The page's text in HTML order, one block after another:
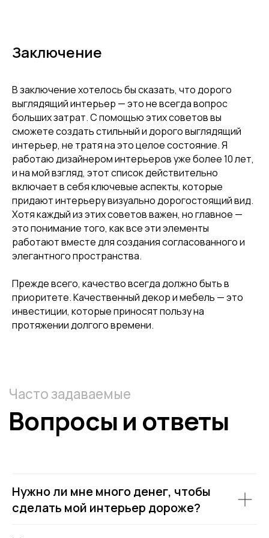
Заключение
В заключение хотелось бы сказать, что дорого
выглядящий интерьер — это не всегда вопрос
больших затрат. С помощью этих советов вы
сможете создать стильный и дорого выглядящий
интерьер, не тратя на это целое состояние. Я
работаю дизайнером интерьеров уже более 10 лет,
и на мой взгляд, этот список действительно
включает в себя ключевые аспекты, которые
придают интерьеру визуально дорогостоящий вид.
Хотя каждый из этих советов важен, но главное —
это понимание того, как все эти элементы
работают вместе для создания согласованного и
элегантного пространства.
Прежде всего, качество всегда должно быть в
приоритете. Качественный декор и мебель — это
инвестиции, которые приносят пользу на
протяжении долгого времени.
Нужно ли мне много денег, чтобы
сделать мой интерьер дороже?
МОСКВА, ИЦ «ARTPLAY»,
УЛ. НИЖНЯЯ СЫРОМЯТНИЧЕСКАЯ, ДОМ 10,
ТРАФИК, ЛИДЫ, ПРОДАЖИ
© ALINA SALOMATINA INTERIORS, 2026,
ПОЛИТИКА КОНФИДЕНЦИАЛЬНОСТИ